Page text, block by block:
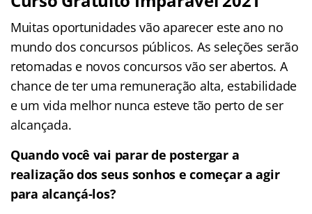
Muitas oportunidades vão aparecer este ano no
mundo dos concursos públicos. As seleções serão
retomadas e novos concursos vão ser abertos. A
chance de ter uma remuneração alta, estabilidade
e um vida melhor nunca esteve tão perto de ser
alcançada.
Quando você vai parar de postergar a
realização dos seus sonhos e começar a agir
para alcançá-los?